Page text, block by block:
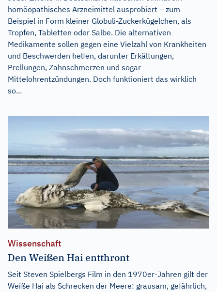
homöopathisches Arzneimittel ausprobiert – zum
Beispiel in Form kleiner Globuli-Zuckerkügelchen, als
Tropfen, Tabletten oder Salbe. Die alternativen
Medikamente sollen gegen eine Vielzahl von Krankheiten
und Beschwerden helfen, darunter Erkältungen,
Prellungen, Zahnschmerzen und sogar
Mittelohrentzündungen. Doch funktioniert das wirklich
so...
Wissenschaft
Den Weißen Hai entthront
Seit Steven Spielbergs Film in den 1970er-Jahren gilt der
Weiße Hai als Schrecken der Meere: grausam, gefährlich,